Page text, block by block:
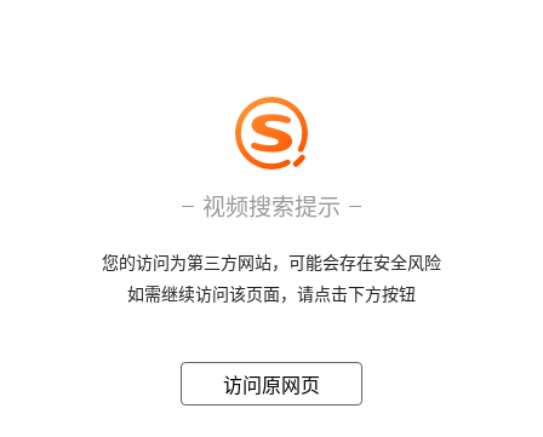
视频搜索提示
您的访问为第三方网站，可能会存在安全风险
如需继续访问该页面，请点击下方按钮
访问原网页